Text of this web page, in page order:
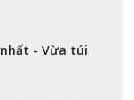
nhất - Vừa túi